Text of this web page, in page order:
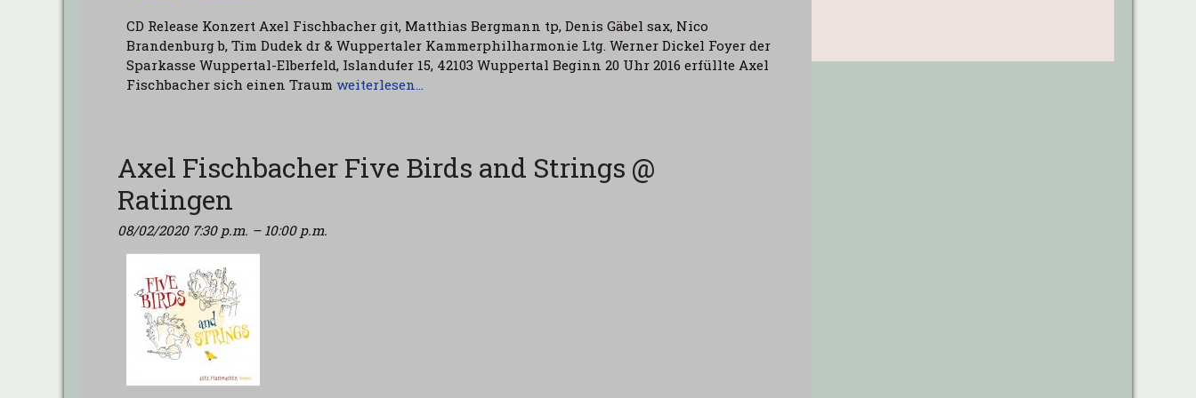
CD Release Konzert Axel Fischbacher git, Matthias Bergmann tp, Denis Gäbel sax, Nico
Brandenburg b, Tim Dudek dr & Wuppertaler Kammerphilharmonie Ltg. Werner Dickel Foyer der
Sparkasse Wuppertal-Elberfeld, Islandufer 15, 42103 Wuppertal Beginn 20 Uhr 2016 erfüllte Axel
Fischbacher sich einen Traum weiterlesen…
Axel Fischbacher Five Birds and Strings @
Ratingen
08/02/2020 7:30 p.m. – 10:00 p.m.